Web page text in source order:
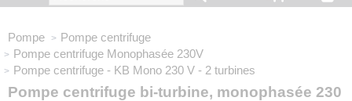
Pompe
Pompe centrifuge
Pompe centrifuge Monophasée 230V
Pompe centrifuge - KB Mono 230 V - 2 turbines
Pompe centrifuge bi-turbine, monophasée 230